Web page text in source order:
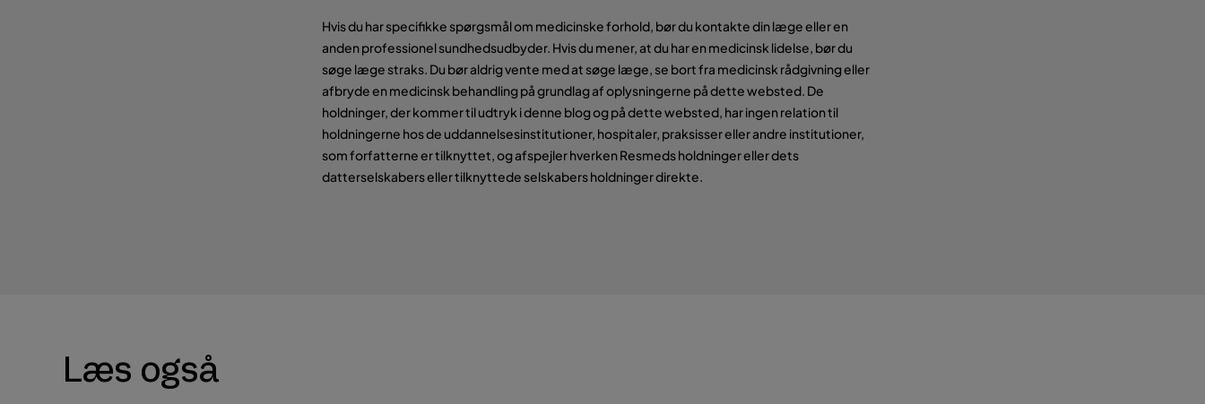
Hvis du har specifikke spørgsmål om medicinske forhold, bør du kontakte din læge eller en
anden professionel sundhedsudbyder. Hvis du mener, at du har en medicinsk lidelse, bør du
søge læge straks. Du bør aldrig vente med at søge læge, se bort fra medicinsk rådgivning eller
afbryde en medicinsk behandling på grundlag af oplysningerne på dette websted. De
holdninger, der kommer til udtryk i denne blog og på dette websted, har ingen relation til
holdningerne hos de uddannelsesinstitutioner, hospitaler, praksisser eller andre institutioner,
som forfatterne er tilknyttet, og afspejler hverken Resmeds holdninger eller dets
datterselskabers eller tilknyttede selskabers holdninger direkte.
Læs også